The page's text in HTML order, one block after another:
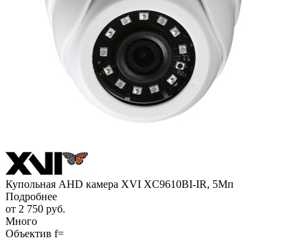
Купольная AHD камера XVI XC9610BI-IR, 5Мп
Подробнее
от 2 750 руб.
Много
Объектив f=